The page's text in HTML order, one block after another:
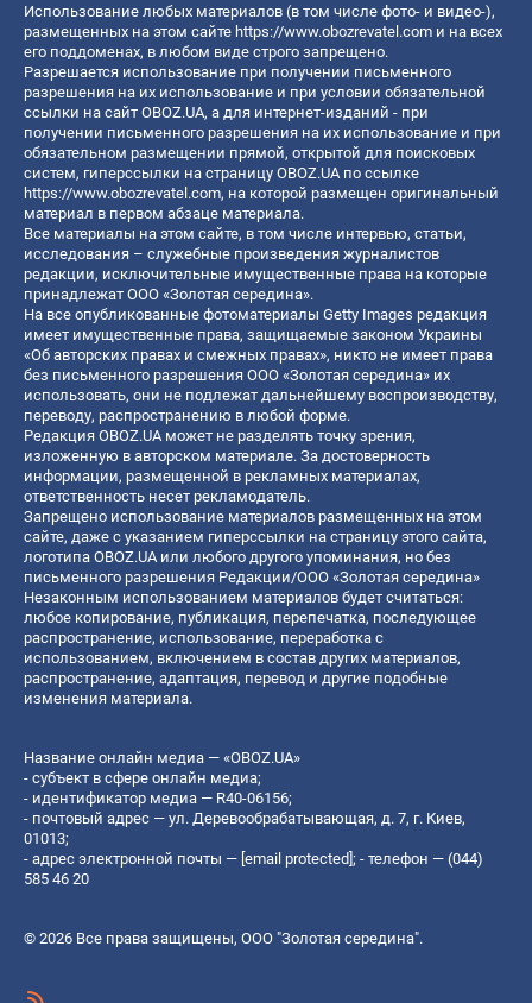
Использование любых материалов (в том числе фото- и видео-),
размещенных на этом сайте https://www.obozrevatel.com и на всех
его поддоменах, в любом виде строго запрещено.
Разрешается использование при получении письменного
разрешения на их использование и при условии обязательной
ссылки на сайт OBOZ.UA, а для интернет-изданий - при
получении письменного разрешения на их использование и при
обязательном размещении прямой, открытой для поисковых
систем, гиперссылки на страницу OBOZ.UA по ссылке
https://www.obozrevatel.com, на которой размещен оригинальный
материал в первом абзаце материала.
Все материалы на этом сайте, в том числе интервью, статьи,
исследования – служебные произведения журналистов
редакции, исключительные имущественные права на которые
принадлежат ООО «Золотая середина».
На все опубликованные фотоматериалы Getty Images редакция
имеет имущественные права, защищаемые законом Украины
«Об авторских правах и смежных правах», никто не имеет права
без письменного разрешения ООО «Золотая середина» их
использовать, они не подлежат дальнейшему воспроизводству,
переводу, распространению в любой форме.
Редакция OBOZ.UA может не разделять точку зрения,
изложенную в авторском материале. За достоверность
информации, размещенной в рекламных материалах,
ответственность несет рекламодатель.
Запрещено использование материалов размещенных на этом
сайте, даже с указанием гиперссылки на страницу этого сайта,
логотипа OBOZ.UA или любого другого упоминания, но без
письменного разрешения Редакции/ООО «Золотая середина»
Незаконным использованием материалов будет считаться:
любое копирование, публикация, перепечатка, последующее
распространение, использование, переработка с
использованием, включением в состав других материалов,
распространение, адаптация, перевод и другие подобные
изменения материала.
Название онлайн медиа — «OBOZ.UA»
- субъект в сфере онлайн медиа;
- идентификатор медиа — R40-06156;
- почтовый адрес — ул. Деревообрабатывающая, д. 7, г. Киев,
01013;
- адрес электронной почты — [email protected] ; - телефон — (044)
585 46 20
© 2026 Все права защищены, ООО "Золотая середина".